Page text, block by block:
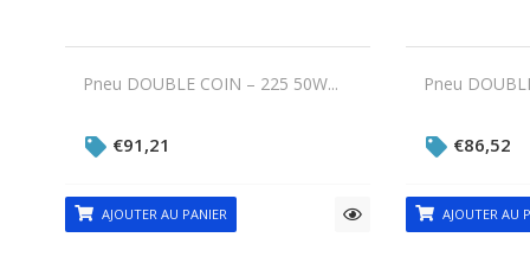
Pneu DOUBLE COIN – 225 50W...
€91,21
AJOUTER AU PANIER
Pneu
€86,52
AJOUTER AU